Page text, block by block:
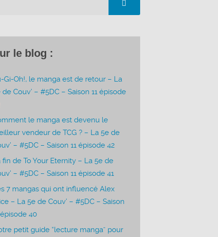
le blog :
Gi-Oh!, le manga est de retour – La
de Couv’ – #5DC – Saison 11 épisode
le manga est devenu le
vendeur de TCG ? – La 5e de
– #5DC – Saison 11 épisode 42
fin de To Your Eternity – La 5e de
– #5DC – Saison 11 épisode 41
7 mangas qui ont influencé Alex
– La 5e de Couv’ – #5DC – Saison
épisode 40
petit guide “lecture manga” pour